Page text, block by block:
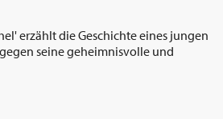
erzählt die Geschichte eines jungen
seine geheimnisvolle und